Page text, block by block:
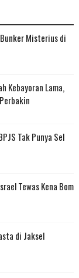
Misterius di
Kebayoran Lama,
Tak Punya Sel
Tewas Kena Bom
di Jaksel